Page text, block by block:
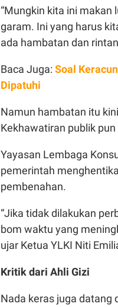
“Mungkin kita ini makan
garam. Ini yang harus
ada hambatan dan
Baca Juga: Soal
Dipatuhi
Namun hambatan itu
Kekhawatiran publik
Yayasan Lembaga
pemerintah
pembenahan.
“Jika tidak dilakukan
bom waktu yang
ujar Ketua YLKI Niti
Kritik dari Ahli Gizi
Nada keras juga datang